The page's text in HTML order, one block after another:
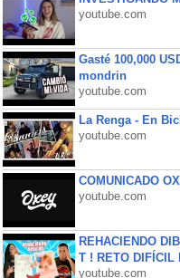
youtube.com
Gasté 100,000
mondrin
youtube.com
La Renga - En
youtube.com
COMUNICADO
youtube.com
REHACIENDO
T ! RETO DIFÍCIL
youtube.com